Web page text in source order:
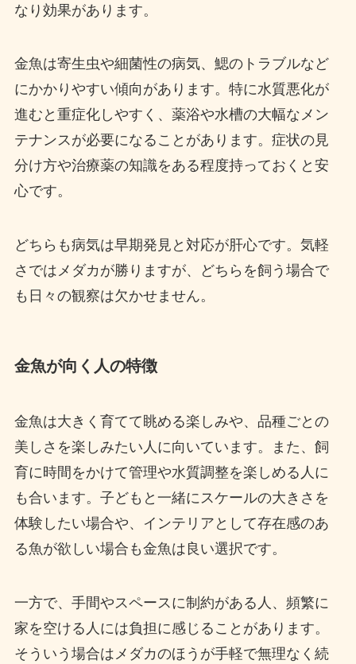
なり効果があります。
金魚は寄生虫や細菌性の病気、鰓のトラブルなど
にかかりやすい傾向があります。特に水質悪化が
進むと重症化しやすく、薬浴や水槽の大幅なメン
テナンスが必要になることがあります。症状の見
分け方や治療薬の知識をある程度持っておくと安
心です。
どちらも病気は早期発見と対応が肝心です。気軽
さではメダカが勝りますが、どちらを飼う場合で
も日々の観察は欠かせません。
金魚が向く人の特徴
金魚は大きく育てて眺める楽しみや、品種ごとの
美しさを楽しみたい人に向いています。また、飼
育に時間をかけて管理や水質調整を楽しめる人に
も合います。子どもと一緒にスケールの大きさを
体験したい場合や、インテリアとして存在感のあ
る魚が欲しい場合も金魚は良い選択です。
一方で、手間やスペースに制約がある人、頻繁に
家を空ける人には負担に感じることがあります。
そういう場合はメダカのほうが手軽で無理なく続